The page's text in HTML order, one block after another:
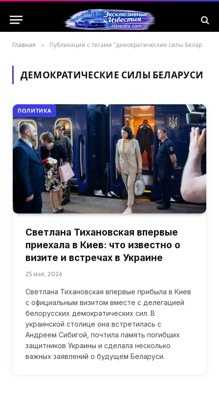
Главная » Публикации с тегами "демократические силы Беларуси"
ДЕМОКРАТИЧЕСКИЕ СИЛЫ БЕЛАРУСИ
ПОЛИТИКА
Светлана Тихановская впервые
приехала в Киев: что известно о
визите и встречах в Украине
25 мая, 2026
Светлана Тихановская впервые прибыла в Киев
с официальным визитом вместе с делегацией
белорусских демократических сил. В
украинской столице она встретилась с
Андреем Сибигой, почтила память погибших
защитников Украины и сделала несколько
важных заявлений о будущем Беларуси.